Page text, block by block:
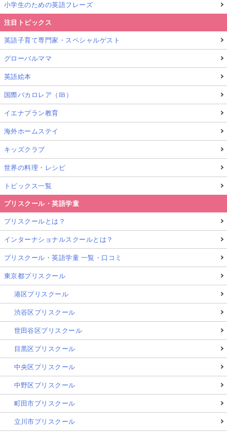
小学生のための英語フレーズ
注目トピックス
英語子育て専門家・スペシャルゲスト
グローバルママ
英語絵本
国際バカロレア（IB）
イエナプラン教育
海外ホームステイ
キッズクラブ
世界の料理・レシピ
トピックス一覧
プリスクール・英語学童
プリスクールとは？
インターナショナルスクールとは？
プリスクール・英語学童 一覧・口コミ
東京都プリスクール
港区プリスクール
渋谷区プリスクール
世田谷区プリスクール
目黒区プリスクール
中央区プリスクール
中野区プリスクール
町田市プリスクール
立川市プリスクール